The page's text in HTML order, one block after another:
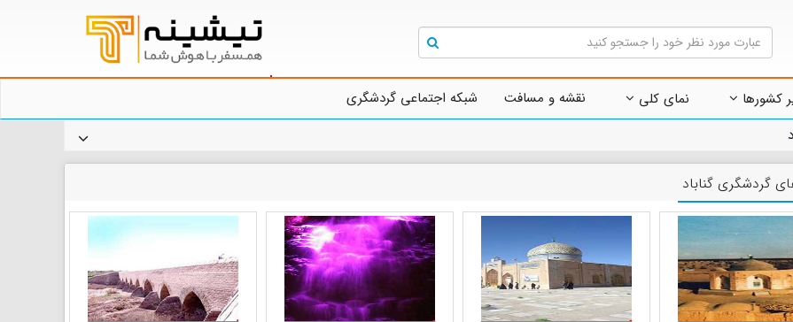
کشورها نمای کلی نقشه و مسافت شبکه اجتماعی گردشگری
گردشگری گناباد